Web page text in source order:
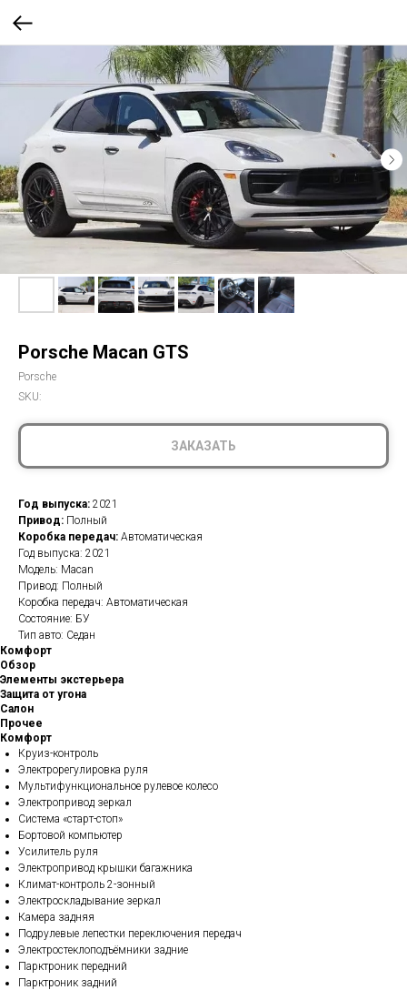
Porsche Macan GTS
Porsche
SKU:
ЗАКАЗАТЬ
Год выпуска: 2021
Привод: Полный
Коробка передач: Автоматическая
Год выпуска: 2021
Модель: Macan
Привод: Полный
Коробка передач: Автоматическая
Состояние: БУ
Тип авто: Седан
Комфорт
Обзор
Элементы экстерьера
Защита от угона
Салон
Прочее
Комфорт
Круиз-контроль
Электрорегулировка руля
Мультифункциональное рулевое колесо
Электропривод зеркал
Система «старт-стоп»
Бортовой компьютер
Усилитель руля
Электропривод крышки багажника
Климат-контроль 2-зонный
Электроскладывание зеркал
Камера задняя
Подрулевые лепестки переключения передач
Электростеклоподъёмники задние
Парктроник передний
Парктроник задний